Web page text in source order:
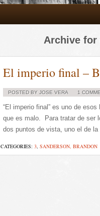
Archive for
El imperio final –
POSTED BY JOSE VERA 1
“El imperio final” es uno de
que es malo. Para tratar de ser
dos puntos de vista, uno el de
CATEGORIES: 3, SANDERSON, BRANDON